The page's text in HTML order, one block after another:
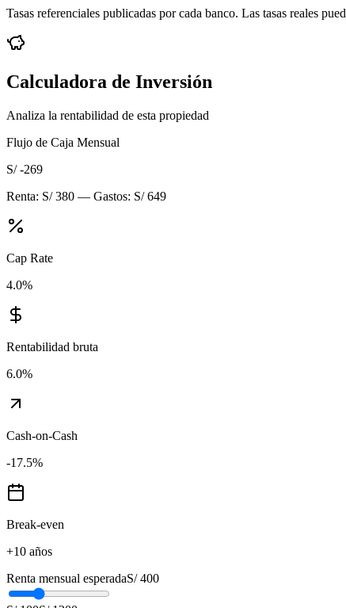
Tasas referenciales publicadas por cada banco. Las tasas reales
Calculadora de Inversión
Analiza la rentabilidad de esta propiedad
Flujo de Caja Mensual
S/ -269
Renta: S/ 380 — Gastos: S/ 649
Cap Rate
4.0%
Rentabilidad bruta
6.0%
Cash-on-Cash
-17.5%
Break-even
+10 años
Renta mensual esperadaS/ 400